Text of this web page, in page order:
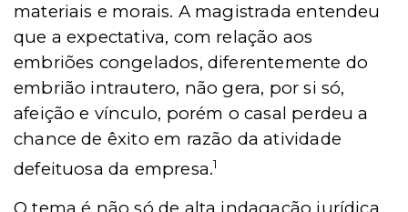
materiais e morais. A magistrada entendeu
que a expectativa, com relação aos
embriões congelados, diferentemente do
embrião intrautero, não gera, por si só,
afeição e vínculo, porém o casal perdeu a
chance de êxito em razão da atividade
defeituosa da empresa.1